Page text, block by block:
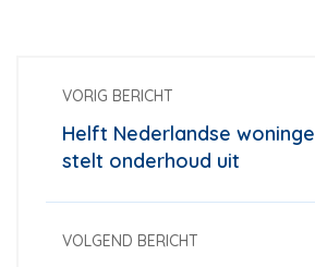
VORIG BERICHT
Helft Nederlandse
stelt onderhoud uit
VOLGEND BERICHT